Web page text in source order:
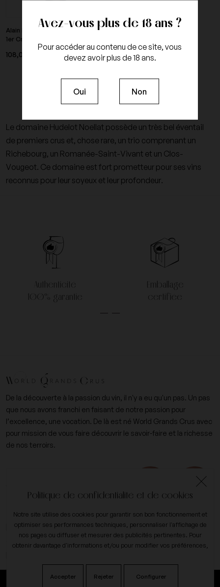
Avez-vous plus de 18 ans ?
Pour accéder au contenu de ce site, vous
devez avoir plus de 18 ans.
Oui Non
Alain Hudelot Noellat - Vougeot
1er Cru Les...
108,00 €
Le domaine Hudelot Noellat possède un très bel éventail
de premiers crus et, chose rare, un trio comprenant un
Richebourg, un Romanée-Saint-Vivant et un Clos-
Vougeot. Ce domaine est fort prometteur pour ses vins
reconnus pour leur soyeux et leur profondeur.
Authenticité
100% garantie
Emballage
certifiée
De la découverte à la passion du vin, il n'y a eu qu'un pas. Un pas
que nous avons franchi en faisant de notre passion pour
l’excellence, une vocation. De là est né World Grands Crus avec
pour mission de vous faire découvrir le savoir-faire et la richesse
de nos terroirs.
Mon compte expand_more
Politique de confidentialité et de cookies
Notre site utilise des cookies pour garantir son bon fonctionnement et
optimiser ses performances techniques, personnaliser l'affichage de
nos pages ou diffuser et mesurer des publicités pertinentes. Pour
obtenir davantage d'informations et/ou pour modifier vos préférences,
Accepter Rejeter Configurer